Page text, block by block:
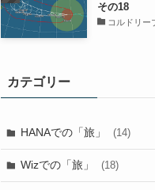
その18
コルドリー
カテゴリー
HANAでの「旅」 (14)
Wizでの「旅」 (18)